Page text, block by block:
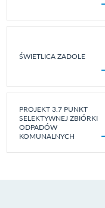
ŚWIETLICA ZADOLE
PROJEKT 3.7 PUNKT
SELEKTYWNEJ ZBIÓRKI
ODPADÓW
KOMUNALNYCH